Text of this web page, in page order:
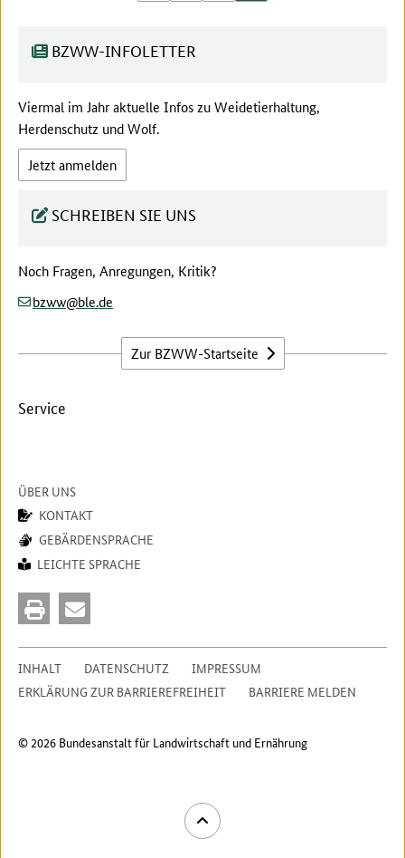
BZWW-INFOLETTER
Viermal im Jahr aktuelle Infos zu Weidetierhaltung,
Herdenschutz und Wolf.
Jetzt anmelden
SCHREIBEN SIE UNS
Noch Fragen, Anregungen, Kritik?
bzww (at)
ble(dot)
de
Zur BZWW-Startseite
Service
ÜBER UNS
KONTAKT
GEBÄRDENSPRACHE
LEICHTE SPRACHE
INHALT DATENSCHUTZ
IMPRESSUM
ERKLÄRUNG ZUR BARRIEREFREIHEIT
BARRIERE MELDEN
© 2026 Bundesanstalt für Landwirtschaft und Ernährung